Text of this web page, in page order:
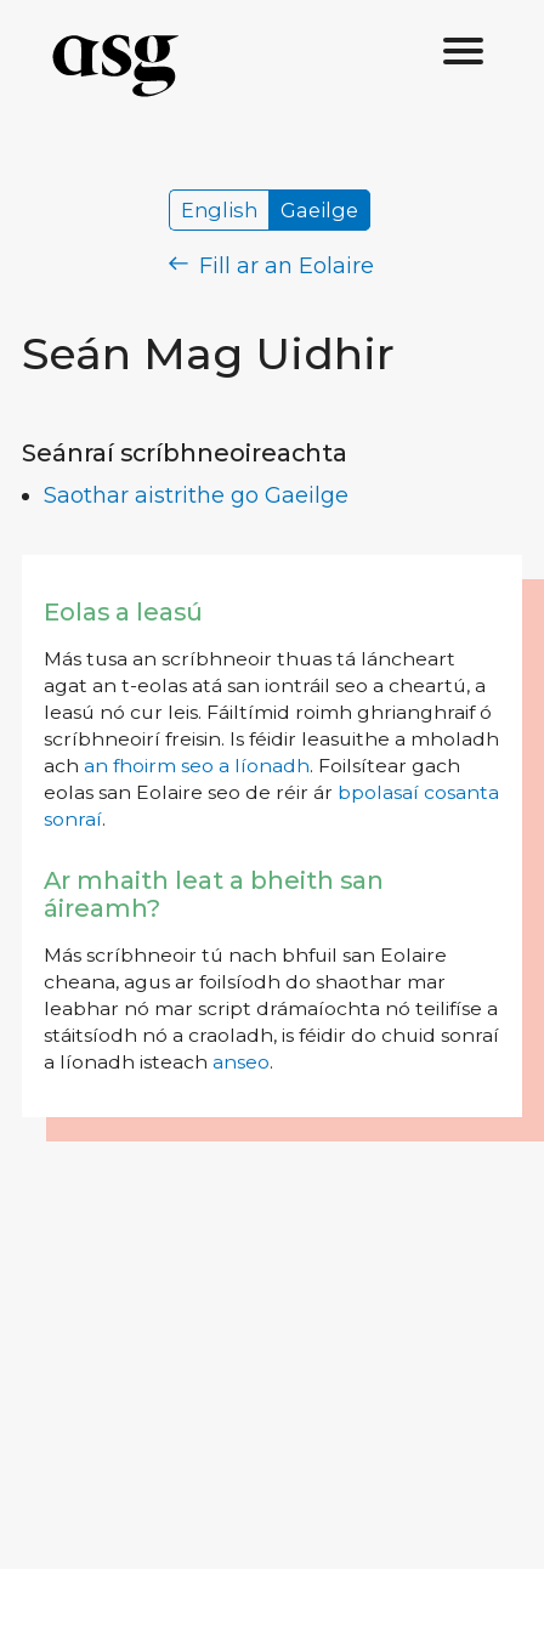
Seán Mag Uidhir
English Gaeilge
Fill ar an Eolaire
Seánraí scríbhneoireachta
Saothar aistrithe go Gaeilge
Eolas a leasú
Más tusa an scríbhneoir thuas tá láncheart
agat an t-eolas atá san iontráil seo a cheartú, a
leasú nó cur leis. Fáiltímid roimh ghrianghraif ó
scríbhneoirí freisin. Is féidir leasuithe a mholadh
ach an fhoirm seo a líonadh. Foilsítear gach
eolas san Eolaire seo de réir ár bpolasaí cosanta
sonraí.
Ar mhaith leat a bheith san
áireamh?
Más scríbhneoir tú nach bhfuil san Eolaire
cheana, agus ar foilsíodh do shaothar mar
leabhar nó mar script drámaíochta nó teilifíse a
stáitsíodh nó a craoladh, is féidir do chuid sonraí
a líonadh isteach anseo.